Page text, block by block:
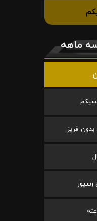
ماهه
فریز
رسیور